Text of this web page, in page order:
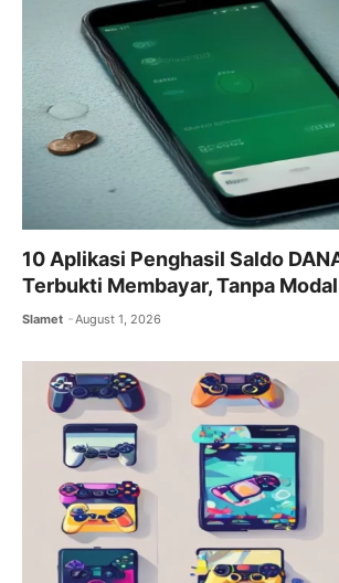
o
k
p
10 Aplikasi Penghasil Saldo
Terbukti Membayar, Tanpa Modal
Slamet August 1, 2026